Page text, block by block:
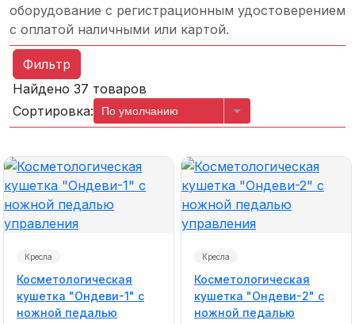
оборудование с регистрационным удостоверением
с оплатой наличными или картой.
Фильтр
Найдено 37 товаров
Сортировка:
По умолчанию
Кресла
Косметологическая
кушетка "Ондеви-1" с
ножной педалью
Кресла
Косметологическая
кушетка "Ондеви-2" с
ножной педалью